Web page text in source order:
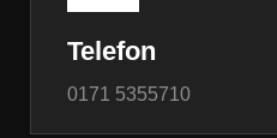
Telefon
0171 5355710